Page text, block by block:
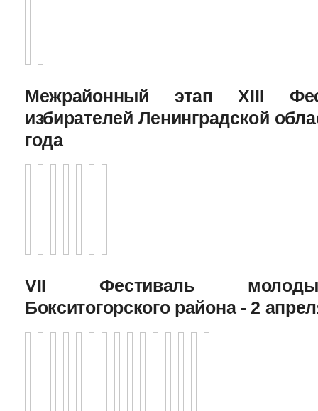
Межрайонный этап XIII
избирателей Ленинградской
года
VII Фестиваль
Бокситогорского района - 2